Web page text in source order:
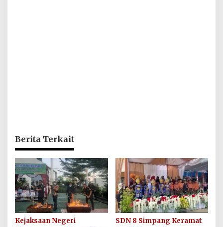
Berita Terkait
Kejaksaan Negeri
SDN 8 Simpang Keramat